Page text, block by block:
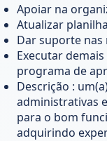
Apoiar na
Atualizar
Dar suporte
Executar
programa de
Descrição :
administrativas
para o bom
adquirindo